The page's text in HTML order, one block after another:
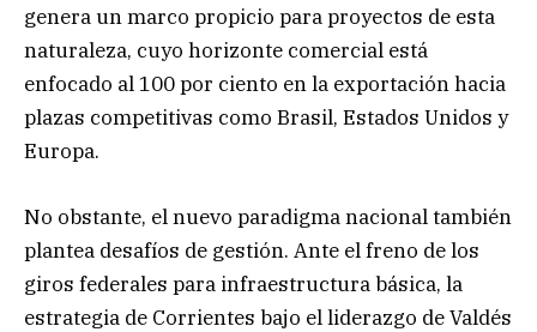
genera un marco propicio para proyectos de esta
naturaleza, cuyo horizonte comercial está
enfocado al 100 por ciento en la exportación hacia
plazas competitivas como Brasil, Estados Unidos y
Europa.
No obstante, el nuevo paradigma nacional también
plantea desafíos de gestión. Ante el freno de los
giros federales para infraestructura básica, la
estrategia de Corrientes bajo el liderazgo de Valdés